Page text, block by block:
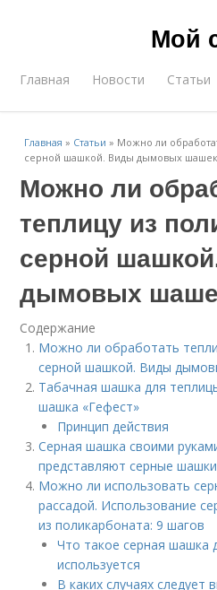
Мой
Главная Новости Статьи
Главная » Статьи » Можно ли
серной шашкой. Виды дымовых шашек
Можно ли
теплицу из
серной
дымовых
Содержание
Можно ли обработать
серной шашкой. Виды
Табачная шашка для
шашка «Гефест»
Принцип действия
Серная шашка своими
представляют серные
Можно ли использовать
рассадой. Использование
из поликарбоната: 9 шагов
Что такое серная шашка
используется
В каких случаях следует